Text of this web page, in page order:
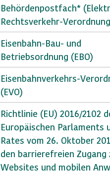
Behördenpostfach*
Rechtsverkehr-Verordnung
Eisenbahn-Bau- und
Betriebsordnung (EBO)
Eisenbahnverkehrs-
(EVO)
Richtlinie (EU) 2016/2102
Europäischen Parlaments
Rates vom 26. Oktober
den barrierefreien Zugang
Websites und mobilen